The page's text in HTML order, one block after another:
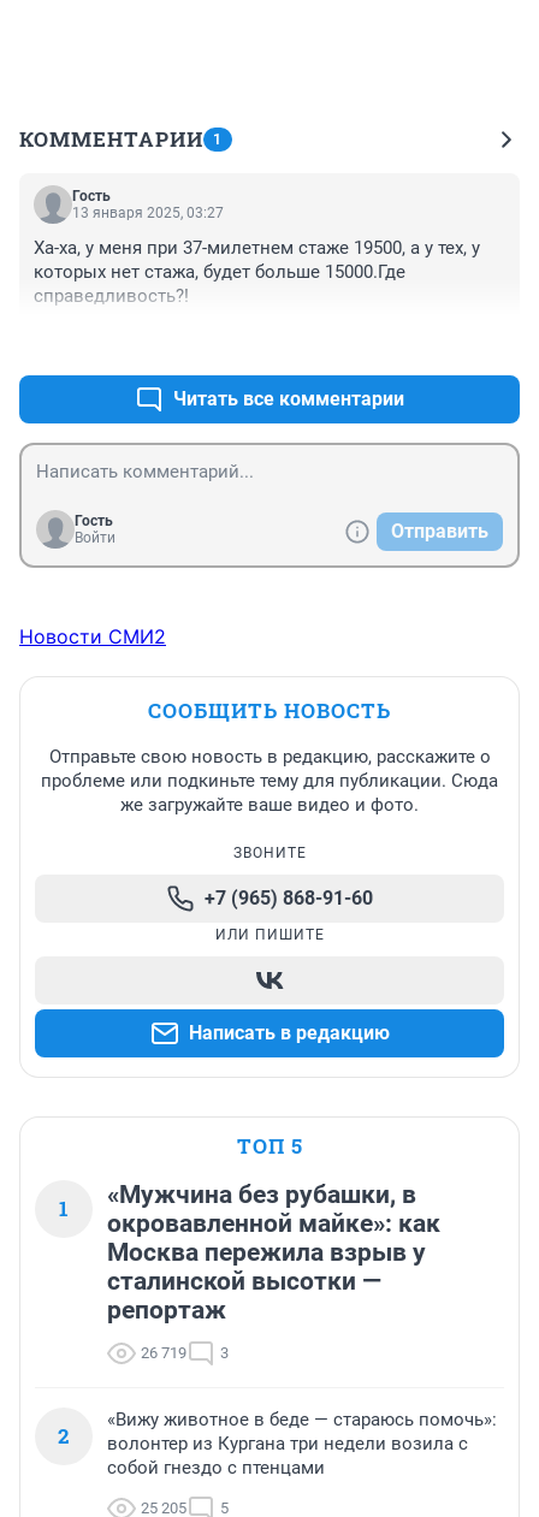
КОММЕНТАРИИ 1
Гость
13 января 2025, 03:27
Ха-ха, у меня при 37-милетнем стаже 19500, а у тех, у
которых нет стажа, будет больше 15000.Где
справедливость?!
Читать все комментарии
Гость
Войти
Отправить
Новости СМИ2
СООБЩИТЬ НОВОСТЬ
Отправьте свою новость в редакцию, расскажите о
проблеме или подкиньте тему для публикации. Сюда
же загружайте ваше видео и фото.
ЗВОНИТЕ
+7 (965) 868-91-60
ИЛИ ПИШИТЕ
Написать в редакцию
ТОП 5
1
«Мужчина без рубашки, в
окровавленной майке»: как
Москва пережила взрыв у
сталинской высотки —
репортаж
26 719 3
2
«Вижу животное в беде — стараюсь помочь»:
волонтер из Кургана три недели возила с
собой гнездо с птенцами
25 205 5